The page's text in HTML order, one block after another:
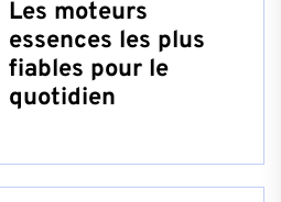
Les moteurs
essences les plus
fiables pour le
quotidien